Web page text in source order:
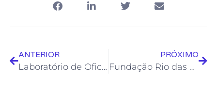
ANTERIOR
Laboratório de Oficinas Criativas promove Oficina de Graffiti em Rocha Leão
PRÓXIMO
Fundação Rio das Ostras de Cultura realiza visitas guiadas às suas unidades